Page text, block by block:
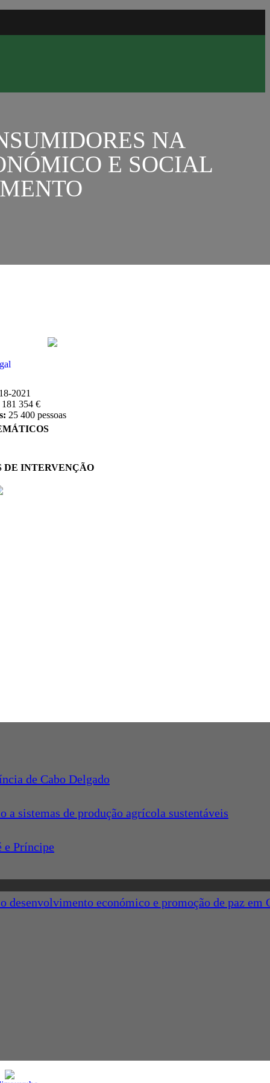
NA
E SOCIAL
2021
181 354 €
25 400 pessoas
DE INTERVENÇÃO
de Cabo Delgado
sistemas de produção agrícola sustentáveis
e Príncipe
económico e promoção de paz em